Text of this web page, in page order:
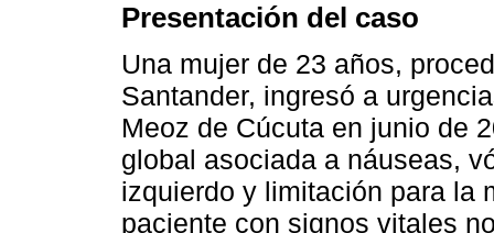
Presentación del caso
Una mujer de 23 años,
Santander, ingresó a
Meoz de Cúcuta en junio de
global asociada a náuseas,
izquierdo y limitación para la
paciente con signos vitales